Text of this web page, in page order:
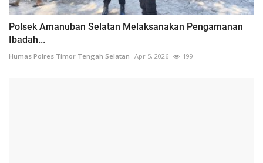
Polsek Amanuban Selatan Melaksanakan Pengamanan
Ibadah...
Humas Polres Timor Tengah Selatan Apr 5, 2026 199